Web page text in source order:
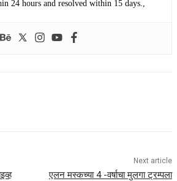
24 hours and resolved within 15 days.,
Next article
एलन मस्कच्या 4 -वर्षाचा मुलगा ट्रम्पला